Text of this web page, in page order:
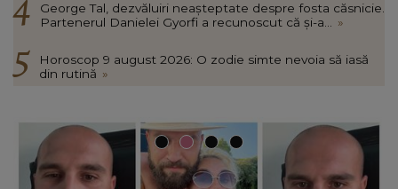
George Tal, dezvăluiri neașteptate despre fosta căsnicie.
Partenerul Danielei Gyorfi a recunoscut că și-a...
»
Horoscop 9 august 2026: O zodie simte nevoia să iasă
din rutină »